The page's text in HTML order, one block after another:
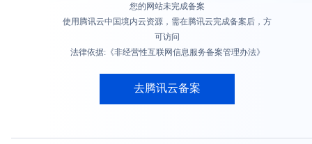
您的网站未完成备案
使用腾讯云中国境内云资源，需在腾讯云完成备案后，方
可访问
法律依据:《非经营性互联网信息服务备案管理办法》
去腾讯云备案